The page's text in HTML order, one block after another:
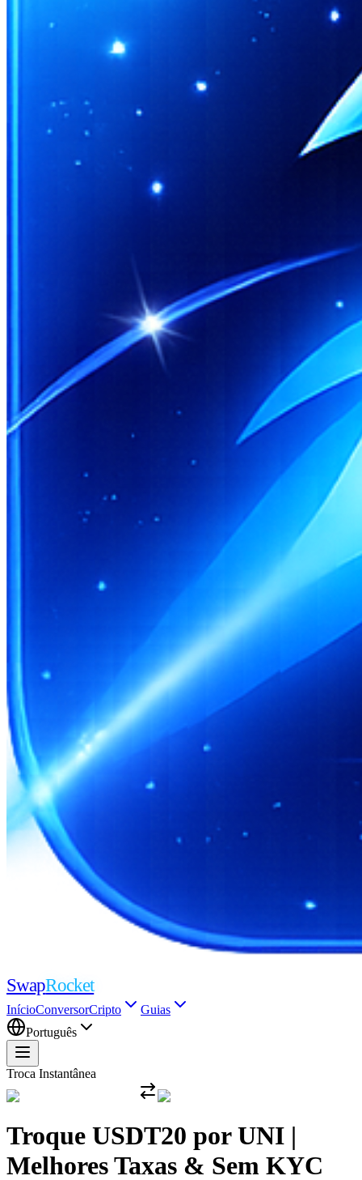
SwapRocket
InícioConversorCripto
Guias
Português
Troca Instantânea
Troque USDT20 por UNI |
Melhores Taxas & Sem KYC